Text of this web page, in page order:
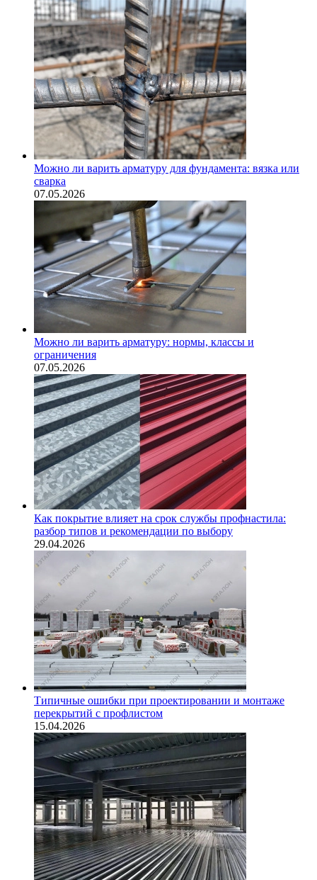
Можно ли варить арматуру для фундамента: вязка или
сварка
07.05.2026
Можно ли варить арматуру: нормы, классы и
ограничения
07.05.2026
Как покрытие влияет на срок службы профнастила:
разбор типов и рекомендации по выбору
29.04.2026
Типичные ошибки при проектировании и монтаже
перекрытий с профлистом
15.04.2026